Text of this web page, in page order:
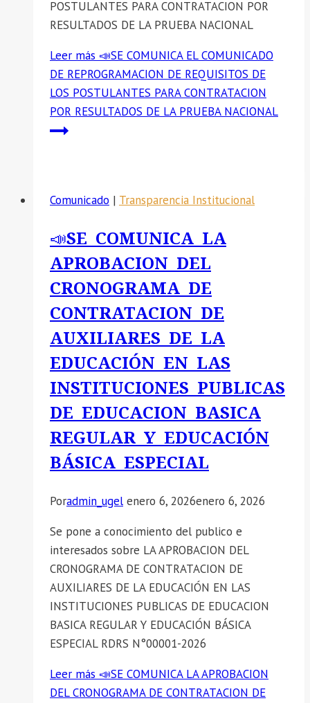
POSTULANTES PARA CONTRATACION POR
RESULTADOS DE LA PRUEBA NACIONAL
Leer más 📣SE COMUNICA EL COMUNICADO
DE REPROGRAMACION DE REQUISITOS DE
LOS POSTULANTES PARA CONTRATACION
POR RESULTADOS DE LA PRUEBA NACIONAL
Comunicado | Transparencia Institucional
📣SE COMUNICA LA
APROBACION DEL
CRONOGRAMA DE
CONTRATACION DE
AUXILIARES DE LA
EDUCACIÓN EN LAS
INSTITUCIONES PUBLICAS
DE EDUCACION BASICA
REGULAR Y EDUCACIÓN
BÁSICA ESPECIAL
Poradmin_ugel enero 6, 2026enero 6, 2026
Se pone a conocimiento del publico e
interesados sobre LA APROBACION DEL
CRONOGRAMA DE CONTRATACION DE
AUXILIARES DE LA EDUCACIÓN EN LAS
INSTITUCIONES PUBLICAS DE EDUCACION
BASICA REGULAR Y EDUCACIÓN BÁSICA
ESPECIAL RDRS N°00001-2026
Leer más 📣SE COMUNICA LA APROBACION
DEL CRONOGRAMA DE CONTRATACION DE